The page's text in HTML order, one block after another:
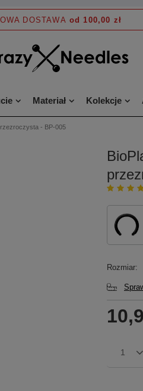
DOSTAWA od 100,00 zł
Materiał Kolekcje
- BP-005
Rozmiar
1